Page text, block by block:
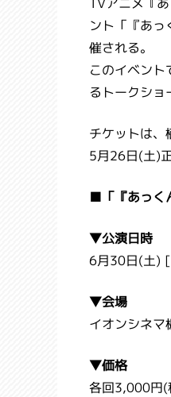
ント「『あ
催される。
このイベン
るトークショ
チケットは、
5月26日(土)
■「『あっく
▼公演日時
6月30日(土)
▼会場
イオンシネ
▼価格
各回3,000円(